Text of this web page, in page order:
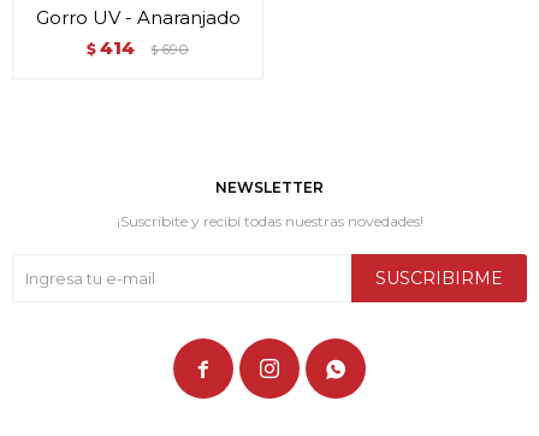
Gorro UV - Anaranjado
$ 414 $ 690
NEWSLETTER
¡Suscribite y recibí todas nuestras novedades!
SUSCRIBIRME
  